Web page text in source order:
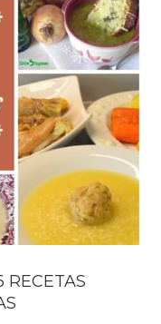
RECETAS